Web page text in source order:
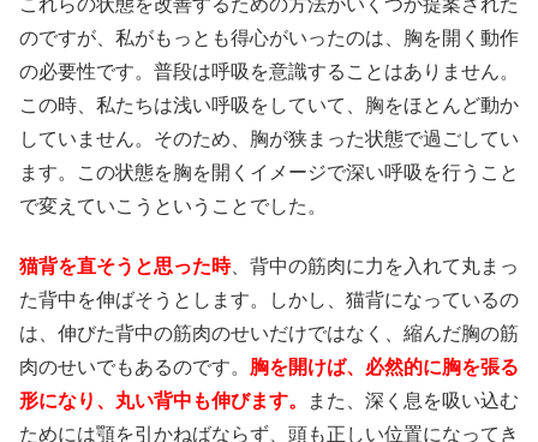
のですが、私がもっとも得心がいったのは、胸を開く動作
の必要性です。普段は呼吸を意識することはありません。
この時、私たちは浅い呼吸をしていて、胸をほとんど動か
していません。そのため、胸が狭まった状態で過ごしてい
ます。この状態を胸を開くイメージで深い呼吸を行うこと
で変えていこうということでした。
猫背を直そうと思った時、背中の筋肉に力を入れて丸まっ
た背中を伸ばそうとします。しかし、猫背になっているの
は、伸びた背中の筋肉のせいだけではなく、縮んだ胸の筋
肉のせいでもあるのです。 胸を開けば、必然的に胸を張る
形になり、丸い背中も伸びます。
また、深く息を吸い込む
ためには顎を引かねばならず、頭も正しい位置になってき